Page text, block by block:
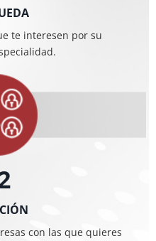
te interesen por su
con las que quieres